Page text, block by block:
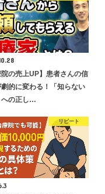
院の売上UP】患者さんの信
的に変わる！「知らない
への正し…
リピート